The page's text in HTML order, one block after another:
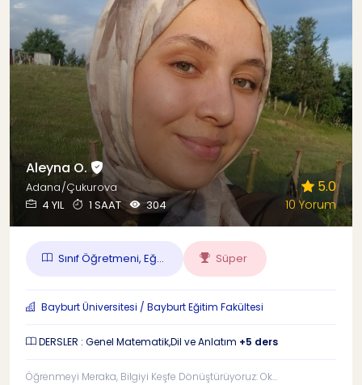
Aleyna O.
Adana/Çukurova
4 YIL
1 SAAT 304
5.0
10 Yorum
Sınıf Öğretmeni, Eğ... Süper
Bayburt Üniversitesi / Bayburt Eğitim Fakültesi
DERSLER : Genel Matematik,Dil ve Anlatım +5 ders
Öğrenmeyi Meraka, Bilgiyi Keşfe Dönüştürüyoruz: Ok...